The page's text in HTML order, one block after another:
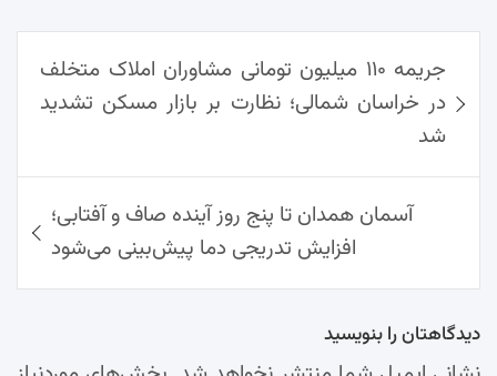
ok
Ap
p
Lin
k
Mai
l
am
راهبری
نوشته‌ها
جریمه ۱۱۰ میلیون تومانی مشاوران املاک متخلف
در خراسان شمالی؛ نظارت بر بازار مسکن تشدید
شد
آسمان همدان تا پنج روز آینده صاف و آفتابی؛
افزایش تدریجی دما پیش‌بینی می‌شود
دیدگاهتان را بنویسید